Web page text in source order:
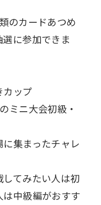
カードあつめ
に参加できま
ップ
ニ大会初級・
集まったチャレ
てみたい人は初
中級編がおすす